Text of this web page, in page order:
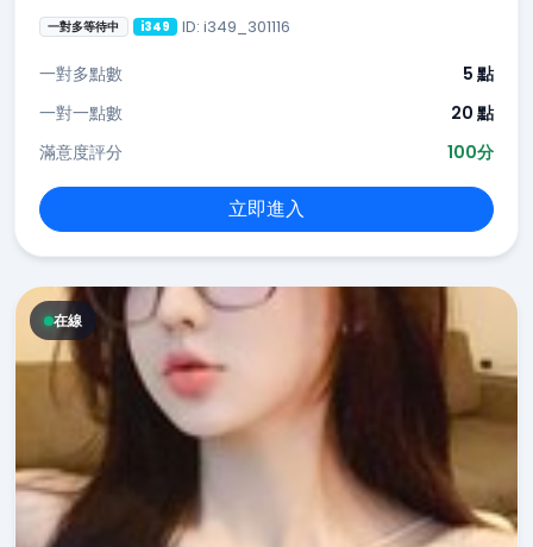
一對多等待中 i349 ID: i349_301116
一對多點數
5 點
一對一點數
20 點
滿意度評分
100分
立即進入
在線